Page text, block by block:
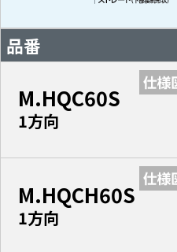
品番
M.HQC60S
1方向
M.HQCH60S
1方向